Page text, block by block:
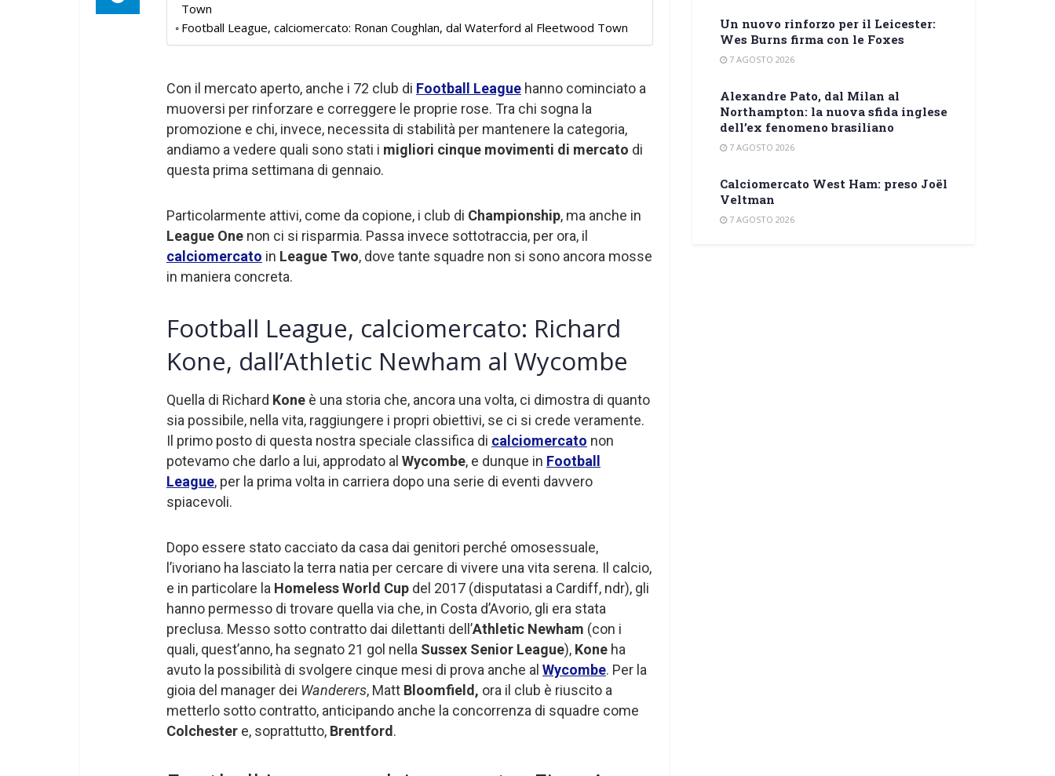
Town
Football League, calciomercato: Ronan Coughlan, dal Waterford al Fleetwood Town
Con il mercato aperto, anche i 72 club di Football League hanno cominciato a
muoversi per rinforzare e correggere le proprie rose. Tra chi sogna la
promozione e chi, invece, necessita di stabilità per mantenere la categoria,
andiamo a vedere quali sono stati i migliori cinque movimenti di mercato di
questa prima settimana di gennaio.
Particolarmente attivi, come da copione, i club di Championship, ma anche in
League One non ci si risparmia. Passa invece sottotraccia, per ora, il
calciomercato in League Two, dove tante squadre non si sono ancora mosse
in maniera concreta.
Football League, calciomercato: Richard
Kone, dall’Athletic Newham al Wycombe
Quella di Richard Kone è una storia che, ancora una volta, ci dimostra di quanto
sia possibile, nella vita, raggiungere i propri obiettivi, se ci si crede veramente.
Il primo posto di questa nostra speciale classifica di calciomercato non
potevamo che darlo a lui, approdato al Wycombe, e dunque in Football
League, per la prima volta in carriera dopo una serie di eventi davvero
spiacevoli.
Dopo essere stato cacciato da casa dai genitori perché omosessuale,
l’ivoriano ha lasciato la terra natia per cercare di vivere una vita serena. Il calcio,
e in particolare la Homeless World Cup del 2017 (disputatasi a Cardiff, ndr), gli
hanno permesso di trovare quella via che, in Costa d’Avorio, gli era stata
preclusa. Messo sotto contratto dai dilettanti dell’Athletic Newham (con i
quali, quest’anno, ha segnato 21 gol nella Sussex Senior League), Kone ha
avuto la possibilità di svolgere cinque mesi di prova anche al Wycombe. Per la
gioia del manager dei Wanderers, Matt Bloomfield, ora il club è riuscito a
metterlo sotto contratto, anticipando anche la concorrenza di squadre come
Colchester e, soprattutto, Brentford.
Un nuovo rinforzo per il Leicester:
Wes Burns firma con le Foxes
7 AGOSTO 2026
Alexandre Pato, dal Milan al
Northampton: la nuova sfida inglese
dell’ex fenomeno brasiliano
7 AGOSTO 2026
Calciomercato West Ham: preso Joël
Veltman
7 AGOSTO 2026